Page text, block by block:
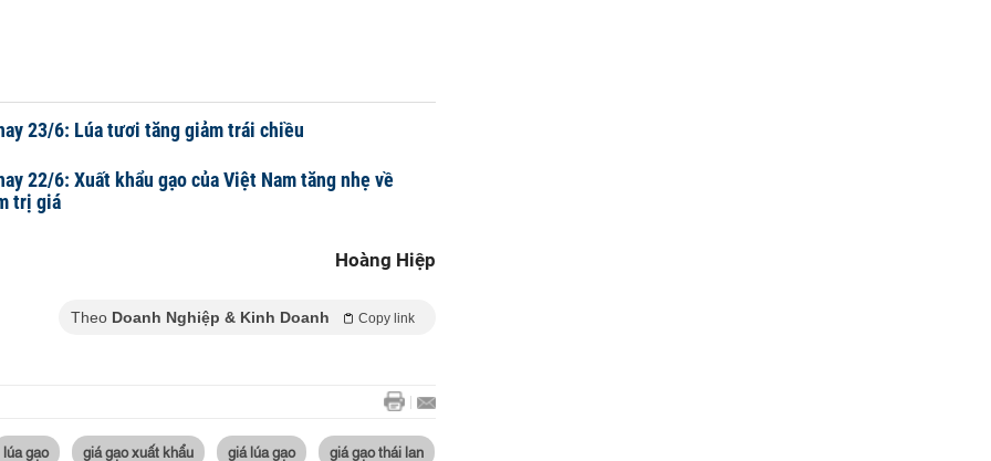
23/6: Lúa tươi tăng giảm trái chiều
22/6: Xuất khẩu gạo của Việt Nam tăng nhẹ về
trị giá
Hoàng Hiệp
Theo Doanh Nghiệp & Kinh Doanh Copy link
lúa gạo giá gạo xuất khẩu giá lúa gạo giá gạo thái lan